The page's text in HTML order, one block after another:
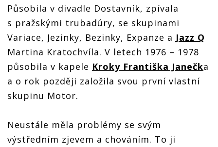
Působila v divadle Dostavník, zpívala
s pražskými trubadúry, se skupinami
Variace, Jezinky, Bezinky, Expanze a Jazz Q
Martina Kratochvíla. V letech 1976 – 1978
působila v kapele Kroky Františka Janečka
a o rok později založila svou první vlastní
skupinu Motor.
Neustále měla problémy se svým
výstředním zjevem a chováním. To ji